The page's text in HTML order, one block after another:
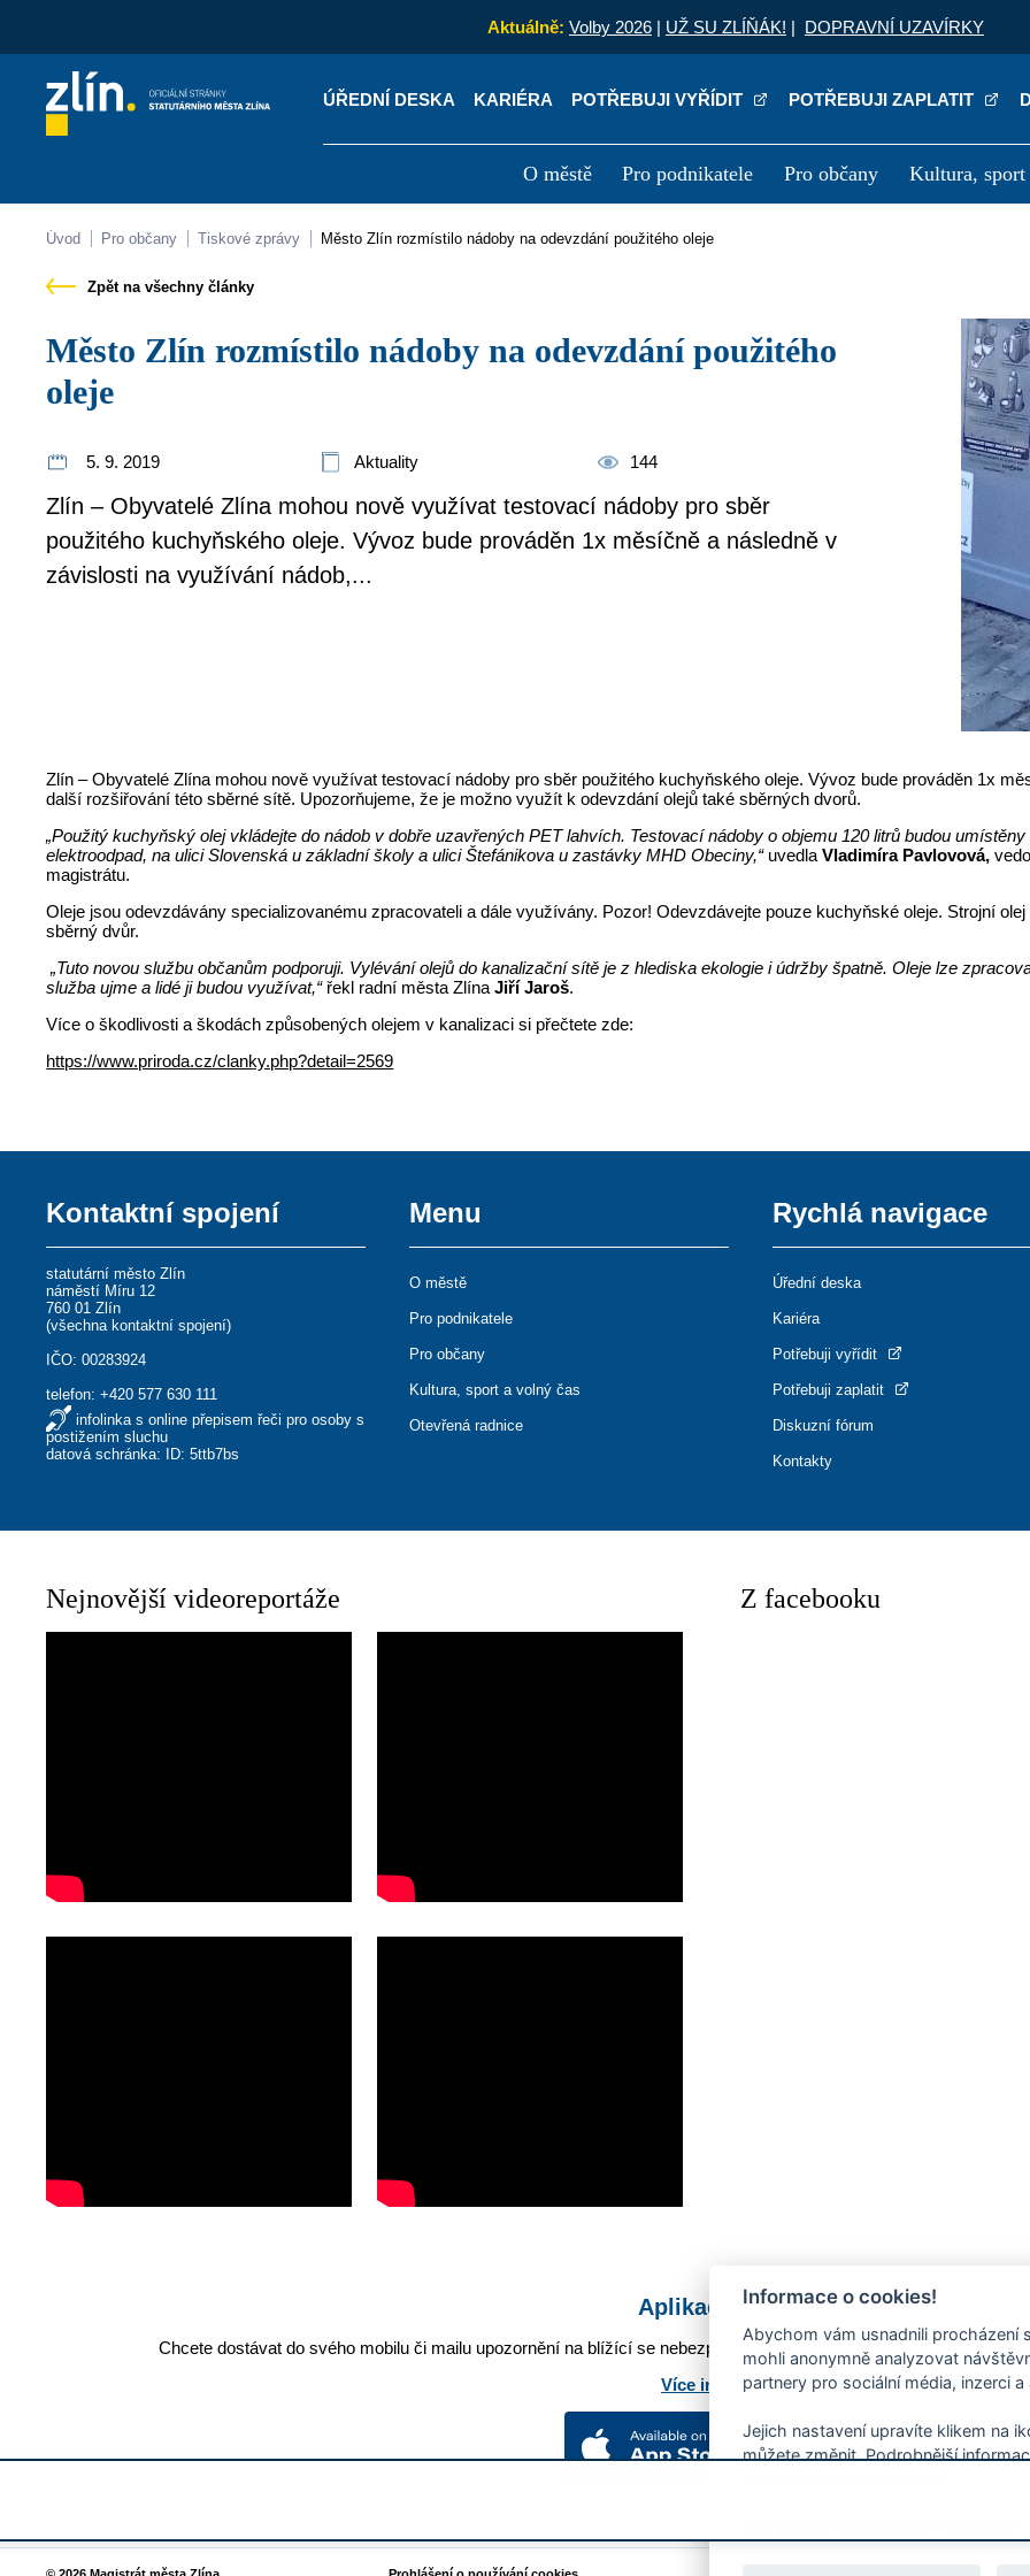
Aktuálně: Volby 2026 | UŽ SU ZLÍŇÁK! | DOPRAVNÍ UZAVÍRKY
ÚŘEDNÍ DESKA KARIÉRA POTŘEBUJI VYŘÍDIT POTŘEBUJI ZAPLATIT
O městě Pro podnikatele Pro občany Kultura, sport
Kontakty Úřední deska
Úvod Pro občany Tiskové zprávy Město Zlín rozmístilo nádoby na odevzdání použitého oleje
Zpět na všechny články
Město Zlín rozmístilo nádoby na odevzdání použitého
oleje
5. 9. 2019 Aktuality 144
Zlín – Obyvatelé Zlína mohou nově využívat testovací nádoby pro sběr
použitého kuchyňského oleje. Vývoz bude prováděn 1x měsíčně a následně v
závislosti na využívání nádob,...
Zlín – Obyvatelé Zlína mohou nově využívat testovací nádoby pro sběr použitého kuchyňského oleje. Vývoz bude prováděn 1x
další rozšiřování této sběrné sítě. Upozorňujeme, že je možno využít k odevzdání olejů také sběrných dvorů.
„Použitý kuchyňský olej vkládejte do nádob v dobře uzavřených PET lahvích. Testovací nádoby o objemu 120 litrů budou
elektroodpad, na ulici Slovenská u základní školy a ulici Štefánikova u zastávky MHD Obeciny,“uvedlaVladimíra Pavlovová,
magistrátu.
Oleje jsou odevzdávány specializovanému zpracovateli a dále využívány. Pozor! Odevzdávejte pouze kuchyňské oleje. Strojní
sběrný dvůr.
„Tuto novou službu občanům podporuji. Vylévání olejů do kanalizační sítě je z hlediska ekologie i údržby špatně. Oleje lze
služba ujme a lidé ji budou využívat,“řekl radní města ZlínaJiří Jaroš.
Více o škodlivosti a škodách způsobených olejem v kanalizaci si přečtete zde:
https://www.priroda.cz/clanky.php?detail=2569
Kontaktní spojení
statutární město Zlín
náměstí Míru 12
760 01 Zlín
(všechna kontaktní spojení)
IČO: 00283924
telefon:+420 577 630 111
infolinka s online přepisem řeči pro osoby s
postižením sluchu
datová schránka: ID: 5ttb7bs
Menu
O městě
Pro podnikatele
Pro občany
Kultura, sport a volný čas
Otevřená radnice
Rychlá navigace
Úřední deska
Kariéra
Potřebuji vyřídit
Potřebuji zaplatit
Diskuzní fórum
Kontakty
Nejnovější videoreportáže Z facebooku
Aplikace Mobilní rozhlas
Chcete dostávat do svého mobilu či mailu upozornění na blížící se nebezpečí, odstávky, poruchy a výpadky
Více informací o aplikaci
Informace o cookies!
Abychom vám usnadnili procházení
mohli anonymně analyzovat
partnery pro sociální média, inzerci a
Jejich nastavení upravíte klikem na
můžete změnit. Podrobnější